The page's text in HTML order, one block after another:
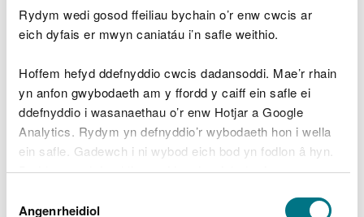
Rydym wedi gosod ffeiliau bychain o’r enw cwcis ar
eich dyfais er mwyn caniatáu i’n safle weithio.
Hoffem hefyd ddefnyddio cwcis dadansoddi. Mae’r rhain
yn anfon gwybodaeth am y ffordd y caiff ein safle ei
ddefnyddio i wasanaethau o’r enw Hotjar a Google
Analytics. Rydym yn defnyddio’r wybodaeth hon i wella
ein safle. Gadewch i ni wybod eich bod yn fodlon â hyn.
Byddwn yn defnyddio cwci i gadw eich dewis.
Gellirdarllen mwy am ein cwcis cyn i chi ddewis.
Caniatâd
Angenrheidiol
Mân amrywiadau technegol
Mae mân amrywiadau technegol yn gofyn am
rywfaint o fewnbwn technegol gennym ni, ond llai
nag ar gyfer amrywiad arferol. Fe'ch cynghorir i
gysylltu â ni i gadarnhau mai dyma'r math cywir o
gais ar gyfer eich newidiadau arfaethedig cyn i chi
gyflwyno'ch cais.
ychwanegu pwynt allyriadau lle nad oes yn rhaid